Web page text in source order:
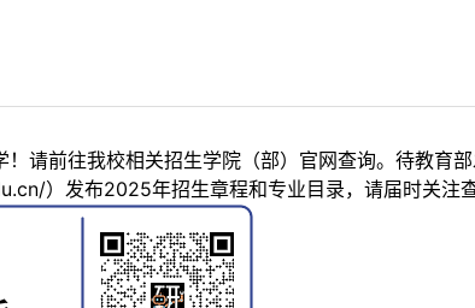
！请前往我校相关招生学院（部）官网查询。待教育
）发布2025年招生章程和专业目录，请届时关注查